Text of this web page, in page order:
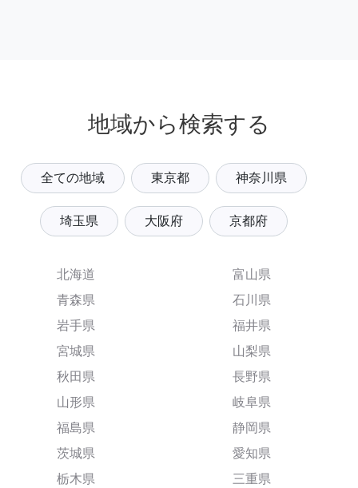
地域から検索する
全ての地域 東京都 神奈川県
埼玉県 大阪府 京都府
北海道
青森県
岩手県
宮城県
秋田県
山形県
福島県
茨城県
栃木県
富山県
石川県
福井県
山梨県
長野県
岐阜県
静岡県
愛知県
三重県